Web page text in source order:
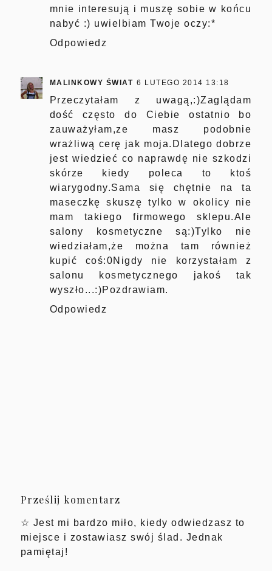
mnie interesują i muszę sobie w końcu
nabyć :) uwielbiam Twoje oczy:*
Odpowiedz
MALINKOWY ŚWIAT 6 LUTEGO 2014 13:18
Przeczytałam z uwagą,:)Zaglądam
dość często do Ciebie ostatnio bo
zauważyłam,ze masz podobnie
wrażliwą cerę jak moja.Dlatego dobrze
jest wiedzieć co naprawdę nie szkodzi
skórze kiedy poleca to ktoś
wiarygodny.Sama się chętnie na ta
maseczkę skuszę tylko w okolicy nie
mam takiego firmowego sklepu.Ale
salony kosmetyczne są:)Tylko nie
wiedziałam,że można tam również
kupić coś:0Nigdy nie korzystałam z
salonu kosmetycznego jakoś tak
wyszło...:)Pozdrawiam.
Odpowiedz
Prześlij komentarz
☆ Jest mi bardzo miło, kiedy odwiedzasz to
miejsce i zostawiasz swój ślad. Jednak
pamiętaj!